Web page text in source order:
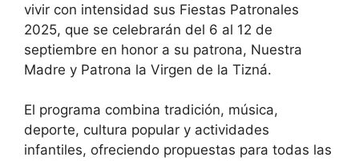
vivir con intensidad sus Fiestas Patronales
2025, que se celebrarán del 6 al 12 de
septiembre en honor a su patrona, Nuestra
Madre y Patrona la Virgen de la Tizná.
El programa combina tradición, música,
deporte, cultura popular y actividades
infantiles, ofreciendo propuestas para todas las